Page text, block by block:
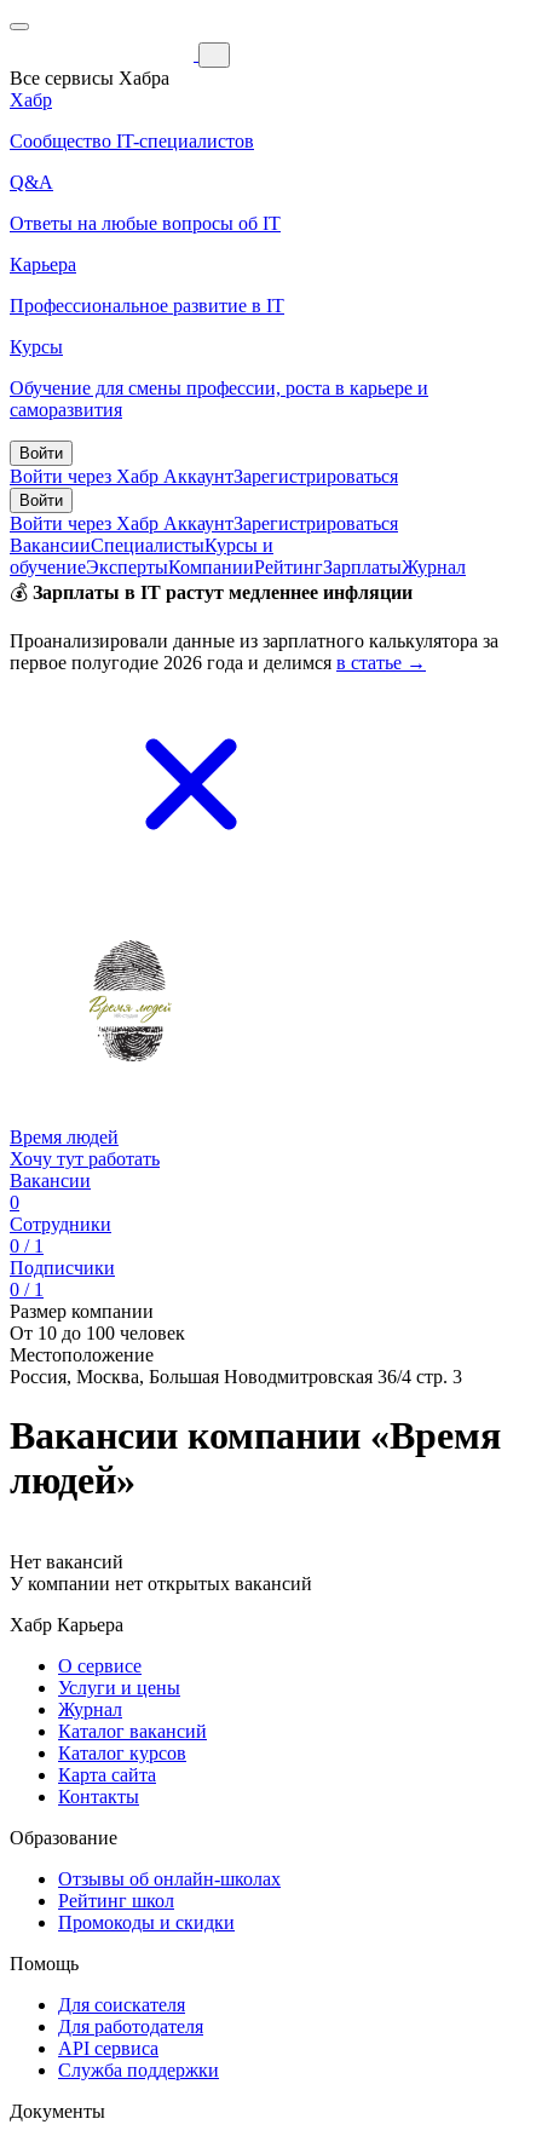
Все сервисы Хабра
Хабр
Сообщество IT-специалистов
Q&A
Ответы на любые вопросы об IT
Карьера
Профессиональное развитие в IT
Курсы
Обучение для смены профессии, роста в карьере и
саморазвития
Войти
Войти через Хабр АккаунтЗарегистрироваться
Войти
Войти через Хабр АккаунтЗарегистрироваться
ВакансииСпециалистыКурсы и
обучениеЭкспертыКомпанииРейтингЗарплатыЖурнал
💰 Зарплаты в IT растут медленнее инфляции
Проанализировали данные из зарплатного калькулятора за
первое полугодие 2026 года и делимся в статье →
Время людей
Хочу тут работать
Вакансии
0
Сотрудники
0 / 1
Подписчики
0 / 1
Размер компании
От 10 до 100 человек
Местоположение
Россия, Москва, Большая Новодмитровская 36/4 стр. 3
Вакансии компании «Время
людей»
Нет вакансий
У компании нет открытых вакансий
Хабр Карьера
О сервисе
Услуги и цены
Журнал
Каталог вакансий
Каталог курсов
Карта сайта
Контакты
Образование
Отзывы об онлайн-школах
Рейтинг школ
Промокоды и скидки
Помощь
Для соискателя
Для работодателя
API сервиса
Служба поддержки
Документы